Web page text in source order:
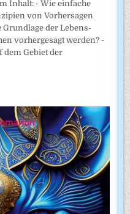
Inhalt: - Wie einfache
von Vorhersagen
Grundlage der Lebens­
vorhergesagt werden? -
dem Gebiet der